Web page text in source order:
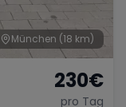
Aston Martin
Maserati
München (18 km)
230€
pro Tag